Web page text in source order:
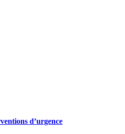
d’urgence